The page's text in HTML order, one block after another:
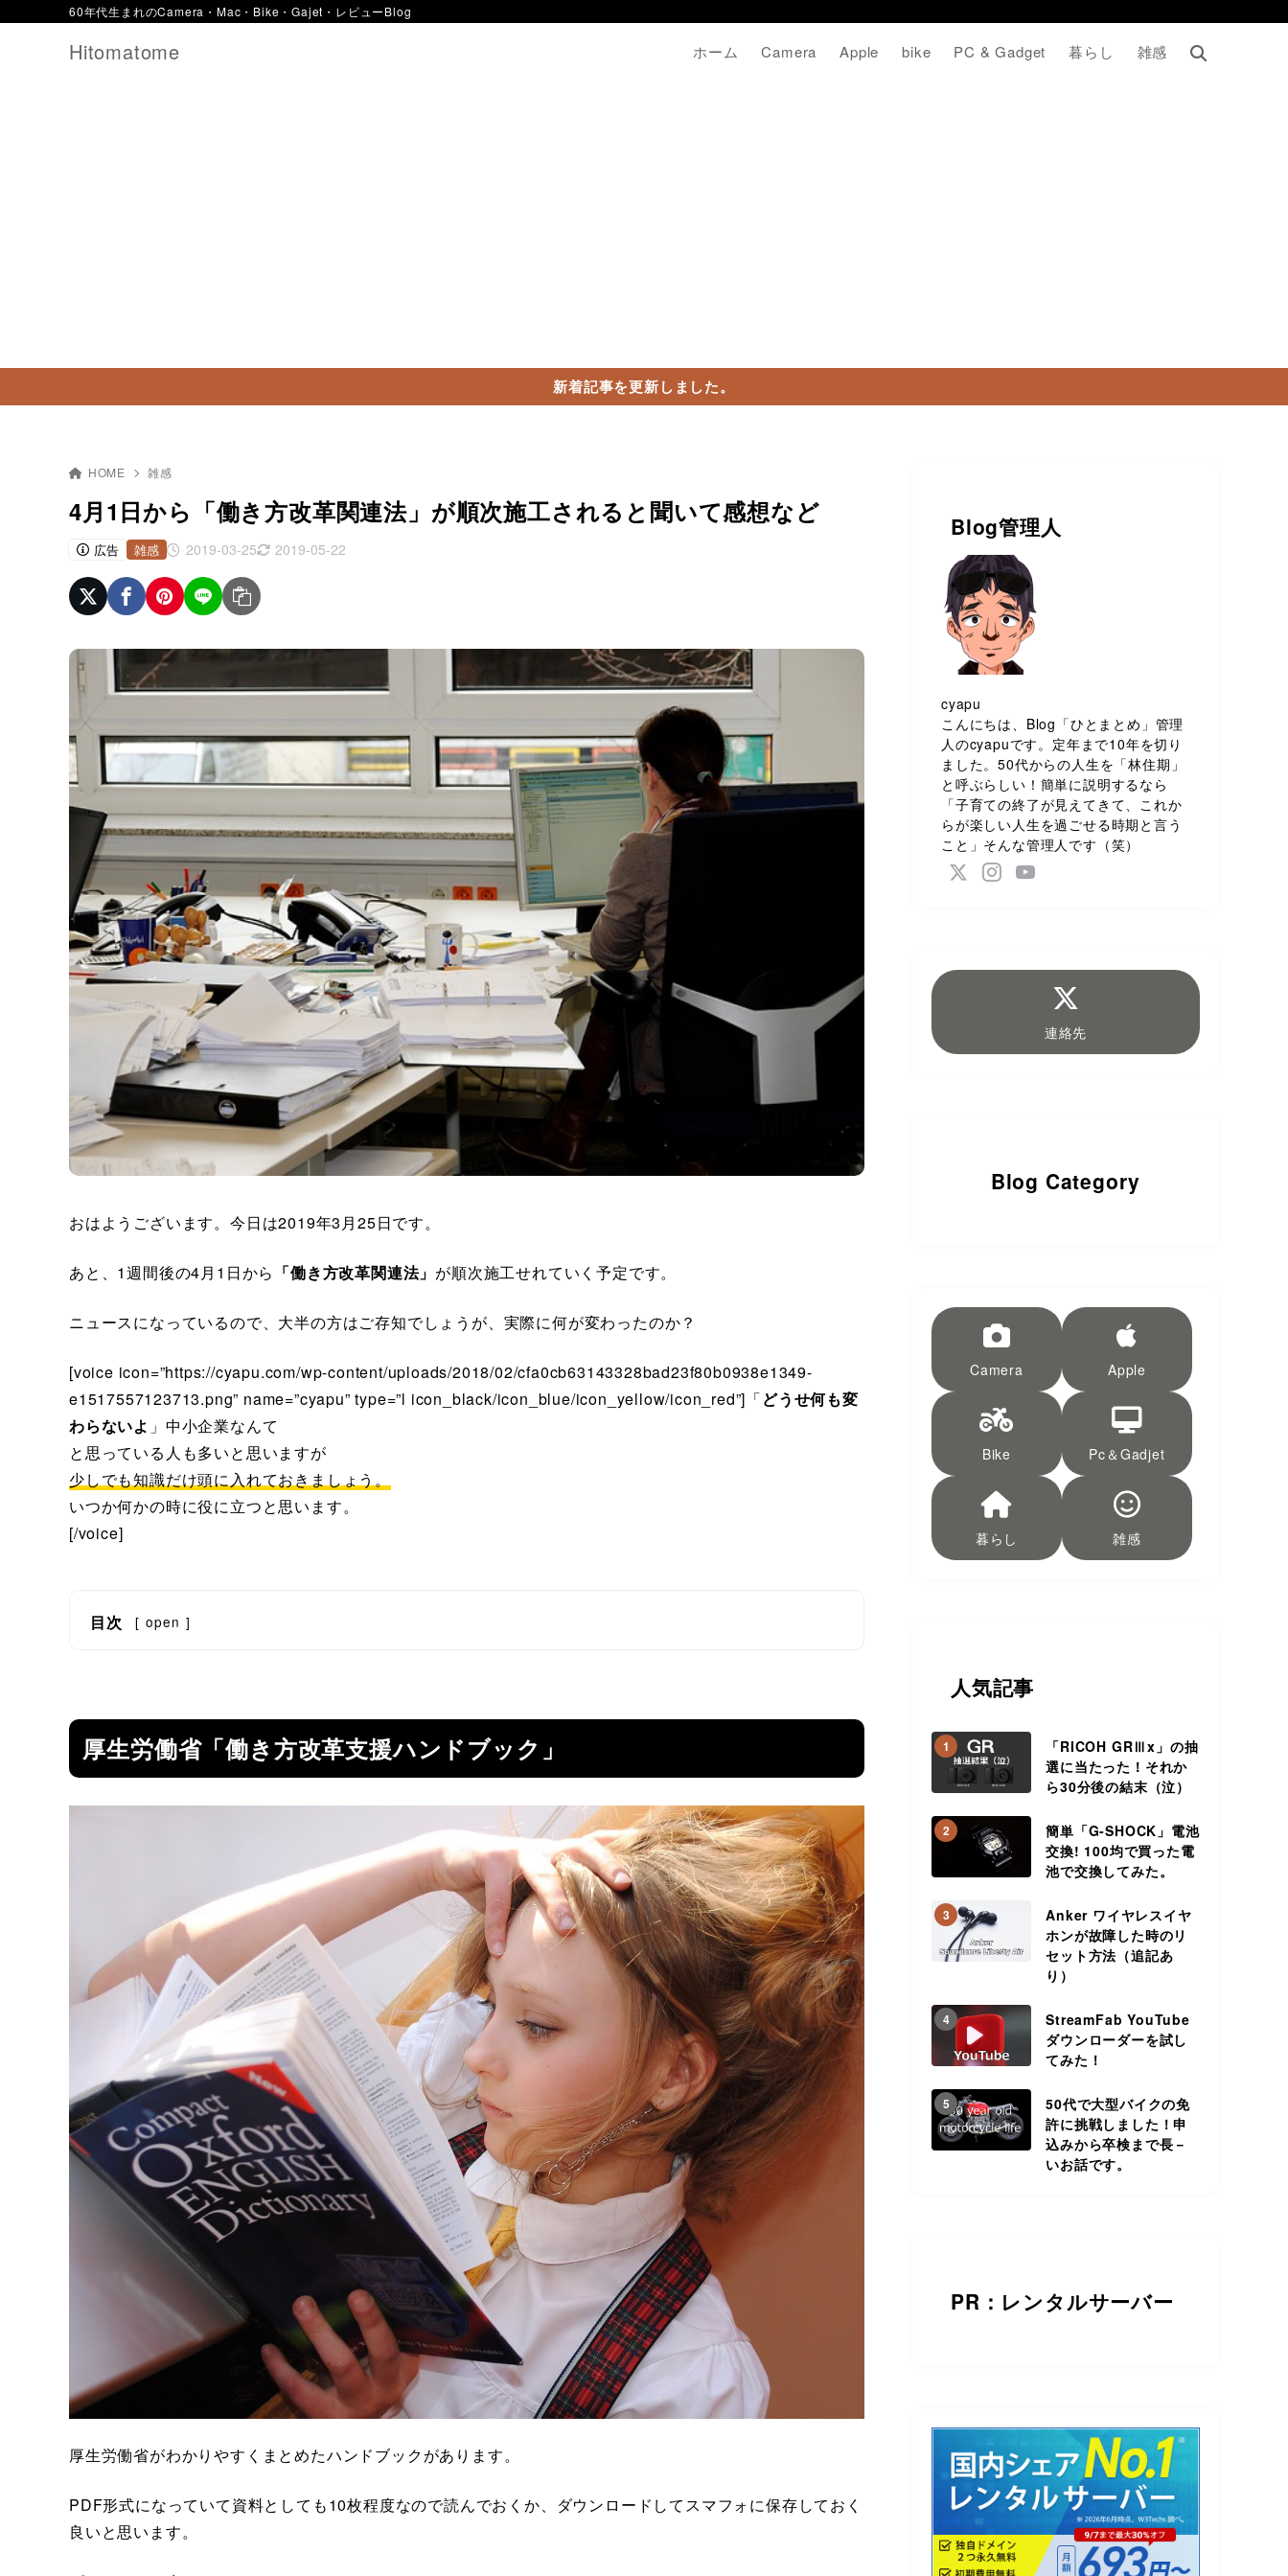
Hitomatome
60年代生まれのCamera・Mac・Bike・Gajet・レビューBlog
ホーム Camera Apple bike PC & Gadget 暮らし 雑感
新着記事を更新しました。
HOME 雑感
4月1日から「働き方改革関連法」が順次施工されると聞いて感想など
広告 2019-03-25 2019-05-22
雑感
おはようございます。今日は2019年3月25日です。
あと、1週間後の4月1日から 「働き方改革関連法」 が順次施工せれていく予定です。
ニュースになっているので、大半の方はご存知でしょうが、実際に何が変わったのか？
[voice icon=”https://cyapu.com/wp-content/uploads/2018/02/cfa0cb63143328bad23f80b0938e1349-
e1517557123713.png” name=”cyapu” type=”l icon_black/icon_blue/icon_yellow/icon_red”]「どうせ何も変
わらないよ 」中小企業なんて
と思っている人も多いと思いますが
少しでも知識だけ頭に入れておきましょう。
いつか何かの時に役に立つと思います。
[/voice]
目次 [ open ]
厚生労働省「働き方改革支援ハンドブック」
厚生労働省がわかりやすくまとめたハンドブックがあります。
PDF形式になっていて資料としても10枚程度なので読んでおくか、ダウンロードしてスマフォに保存しておく
良いと思います。
Blog管理人
cyapu
こんにちは、Blog「ひとまとめ」管理
人のcyapuです。定年まで10年を切り
ました。50代からの人生を「林住期」
と呼ぶらしい！簡単に説明するなら
「子育ての終了が見えてきて、これか
らが楽しい人生を過ごせる時期と言う
こと」そんな管理人です（笑）
連絡先
Blog Category
Camera Apple
Bike Pc＆Gadjet
暮らし 雑感
人気記事
1
「RICOH GRⅢx」の抽
選に当たった！それか
ら30分後の結末（泣）
2
簡単「G-SHOCK」電池
交換! 100均で買った電
池で交換してみた。
3
Anker ワイヤレスイヤ
ホンが故障した時のリ
セット方法（追記あ
り）
4
StreamFab YouTube
ダウンローダーを試し
てみた！
5
50代で大型バイクの免
許に挑戦しました！申
込みから卒検まで長－
いお話です。
PR：レンタルサーバー